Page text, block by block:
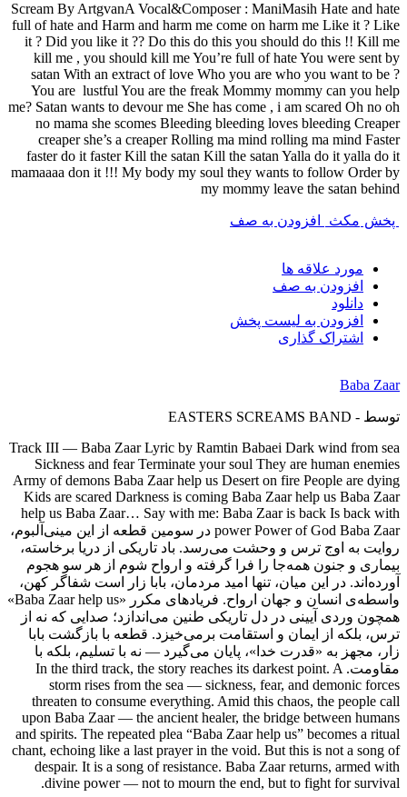
Scream By ArtgvanA Vocal&Composer : ManiMasih Hate and hate
full of hate and Harm and harm me come on harm me Like it ? Like
it ? Did you like it ?? Do this do this you should do this !! Kill me
kill me , you should kill me You’re full of hate You were sent by
satan With an extract of love Who you are who you want to be ?
You are lustful You are the freak Mommy mommy can you help
me? Satan wants to devour me She has come , i am scared Oh no oh
no mama she scomes Bleeding bleeding loves bleeding Creaper
creaper she’s a creaper Rolling ma mind rolling ma mind Faster
faster do it faster Kill the satan Kill the satan Yalla do it yalla do it
mamaaaa don it !!! My body my soul they wants to follow Order by
my mommy leave the satan behind
پخش مکث افزودن به صف
مورد علاقه ها
افزودن به صف
دانلود
افزودن به لیست پخش
اشتراک گذاری
Baba Zaar
توسط - EASTERS SCREAMS BAND
Track III — Baba Zaar Lyric by Ramtin Babaei Dark wind from sea
Sickness and fear Terminate your soul They are human enemies
Army of demons Baba Zaar help us Desert on fire People are dying
Kids are scared Darkness is coming Baba Zaar help us Baba Zaar
help us Baba Zaar… Say with me: Baba Zaar is back Is back with
power Power of God Baba Zaar در سومین قطعه از این مینی‌آلبوم،
روایت به اوج ترس و وحشت می‌رسد. باد تاریکی از دریا برخاسته،
بیماری و جنون همه‌جا را فرا گرفته و ارواح شوم از هر سو هجوم
آورده‌اند. در این میان، تنها امید مردمان، بابا زار است شفاگر کهن،
واسطه‌ی انسان و جهان ارواح. فریادهای مکرر «Baba Zaar help us»
همچون وردی آیینی در دل تاریکی طنین می‌اندازد؛ صدایی که نه از
ترس، بلکه از ایمان و استقامت برمی‌خیزد. قطعه با بازگشت بابا
زار، مجهز به «قدرت خدا»، پایان می‌گیرد — نه با تسلیم، بلکه با
مقاومت. In the third track, the story reaches its darkest point. A
storm rises from the sea — sickness, fear, and demonic forces
threaten to consume everything. Amid this chaos, the people call
upon Baba Zaar — the ancient healer, the bridge between humans
and spirits. The repeated plea “Baba Zaar help us” becomes a ritual
chant, echoing like a last prayer in the void. But this is not a song of
despair. It is a song of resistance. Baba Zaar returns, armed with
divine power — not to mourn the end, but to fight for survival.